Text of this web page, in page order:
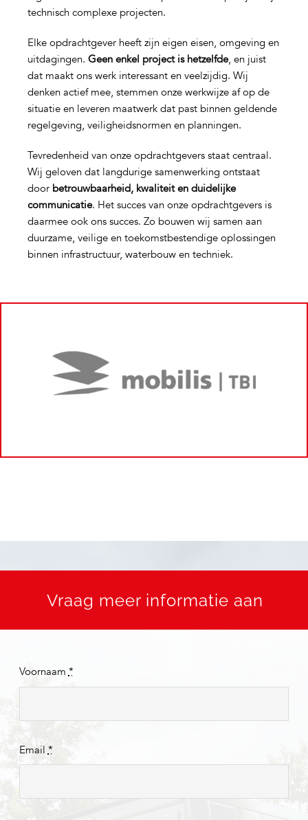
technisch complexe projecten.
Elke opdrachtgever heeft zijn eigen eisen, omgeving en
uitdagingen. Geen enkel project is hetzelfde, en juist
dat maakt ons werk interessant en veelzijdig. Wij
denken actief mee, stemmen onze werkwijze af op de
situatie en leveren maatwerk dat past binnen geldende
regelgeving, veiligheidsnormen en planningen.
Tevredenheid van onze opdrachtgevers staat centraal.
Wij geloven dat langdurige samenwerking ontstaat
door betrouwbaarheid, kwaliteit en duidelijke
communicatie. Het succes van onze opdrachtgevers is
daarmee ook ons succes. Zo bouwen wij samen aan
duurzame, veilige en toekomstbestendige oplossingen
binnen infrastructuur, waterbouw en techniek.
Vraag meer informatie aan
Voornaam *
Email *